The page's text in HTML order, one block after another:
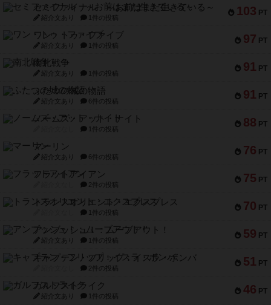
103 PT
セミファイナル ～お前はまだ生きている～
紹介文あり 1件の投稿
97 PT
ワン・トゥ・ファイブ
紹介文あり 1件の投稿
91 PT
南北戦争
紹介文あり 1件の投稿
91 PT
ふたつの城の物語
紹介文あり 6件の投稿
88 PT
ノームズ・アット・ナイト
1件の投稿
76 PT
マーリン
紹介文あり 6件の投稿
75 PT
フラットアイアン
2件の投稿
70 PT
トランスオリエント・エクスプレス
1件の投稿
59 PT
アンブッシュ！：ムーブアウト！
紹介文あり 1件の投稿
51 PT
キャプテン・フリップ：イスラ・ボンバ
2件の投稿
46 PT
ガルフストライク
紹介文あり 1件の投稿